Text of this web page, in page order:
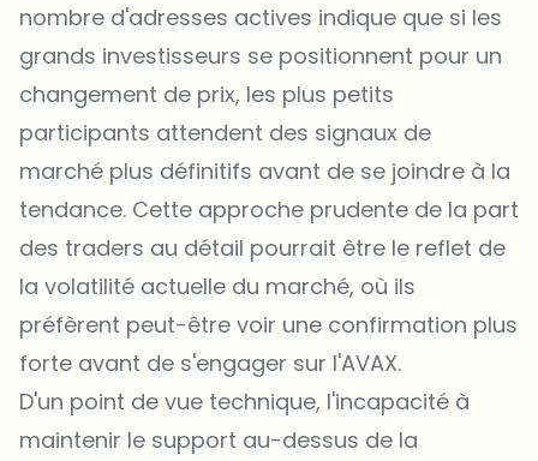
nombre d'adresses actives indique que si les
grands investisseurs se positionnent pour un
changement de prix, les plus petits
participants attendent des signaux de
marché plus définitifs avant de se joindre à la
tendance. Cette approche prudente de la part
des traders au détail pourrait être le reflet de
la volatilité actuelle du marché, où ils
préfèrent peut-être voir une confirmation plus
forte avant de s'engager sur l'AVAX.
D'un point de vue technique, l'incapacité à
maintenir le support au-dessus de la